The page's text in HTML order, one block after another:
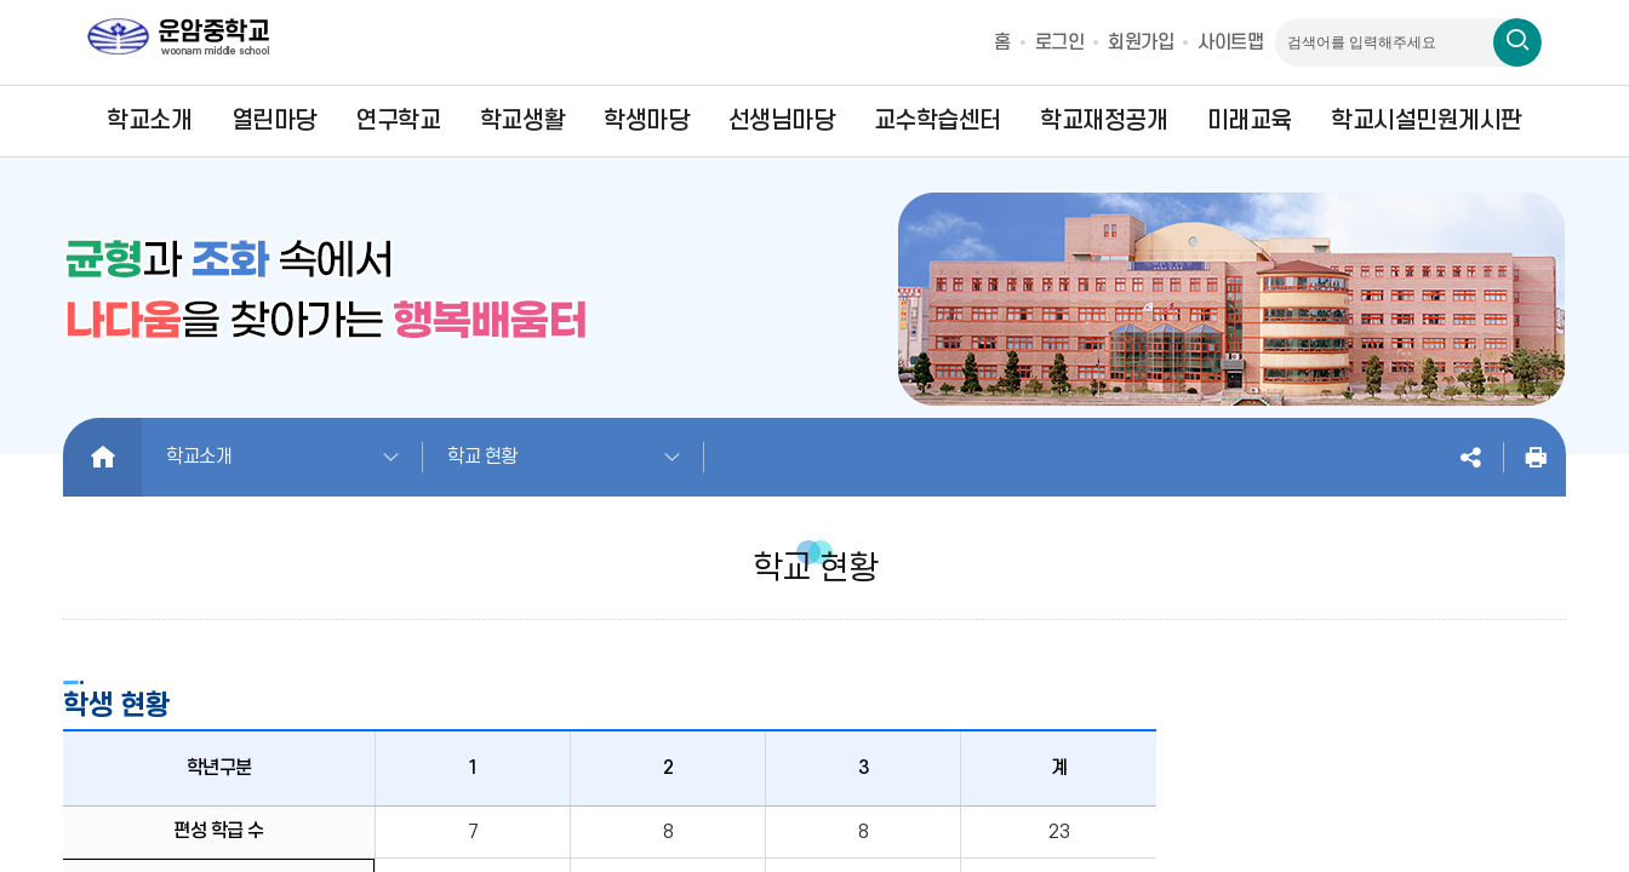
홈 로그인 회원가입 사이트맵
학교소개 열린마당 연구학교 학교생활 학생마당 선생님마당 교수학습센터 학교재정공개 미래교육 학교시설민원게시판
HOME 학교소개 학교 현황
학교 현황
학생 현황
학년구분 1 2 3 계
편성 학급 수 7 8 8 23